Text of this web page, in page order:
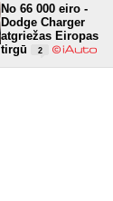
No 66 000 eiro -
Dodge Charger
atgriežas Eiropas
tirgū
2